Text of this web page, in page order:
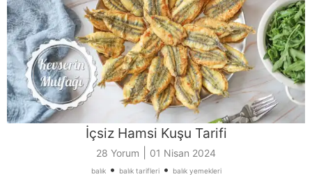
İçsiz Hamsi Kuşu Tarifi
28 Yorum 01 Nisan 2024
balık• balık tarifleri• balık yemekleri